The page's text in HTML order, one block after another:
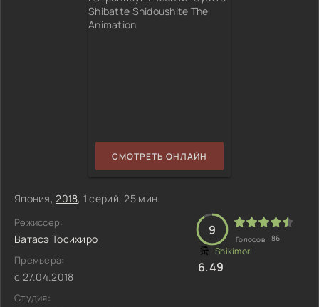
СМОТРЕТЬ ОНЛАЙН
Япония,2018, 1 серий, 25 мин.
Режиссер:
Ватасэ Тосихиро
Премьера:
с 27.04.2018
Студия:
9
Голосов: 86
6.49